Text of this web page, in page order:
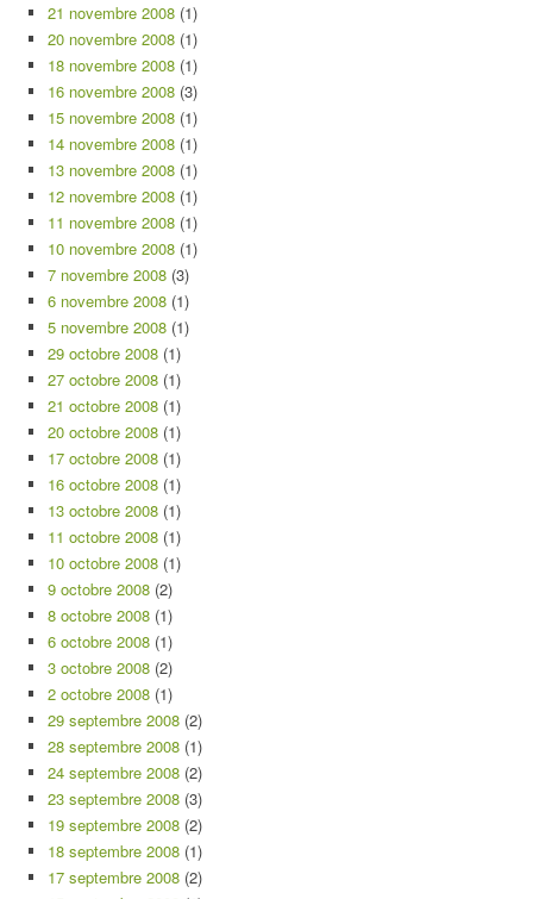
21 novembre 2008 (1)
20 novembre 2008 (1)
18 novembre 2008 (1)
16 novembre 2008 (3)
15 novembre 2008 (1)
14 novembre 2008 (1)
13 novembre 2008 (1)
12 novembre 2008 (1)
11 novembre 2008 (1)
10 novembre 2008 (1)
7 novembre 2008 (3)
6 novembre 2008 (1)
5 novembre 2008 (1)
29 octobre 2008 (1)
27 octobre 2008 (1)
21 octobre 2008 (1)
20 octobre 2008 (1)
17 octobre 2008 (1)
16 octobre 2008 (1)
13 octobre 2008 (1)
11 octobre 2008 (1)
10 octobre 2008 (1)
9 octobre 2008 (2)
8 octobre 2008 (1)
6 octobre 2008 (1)
3 octobre 2008 (2)
2 octobre 2008 (1)
29 septembre 2008 (2)
28 septembre 2008 (1)
24 septembre 2008 (2)
23 septembre 2008 (3)
19 septembre 2008 (2)
18 septembre 2008 (1)
17 septembre 2008 (2)